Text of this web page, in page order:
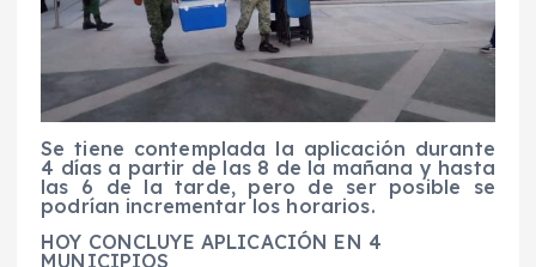
Se tiene contemplada la aplicación durante
4 días a partir de las 8 de la mañana y hasta
las 6 de la tarde, pero de ser posible se
podrían incrementar los horarios.
HOY CONCLUYE APLICACIÓN EN 4
MUNICIPIOS